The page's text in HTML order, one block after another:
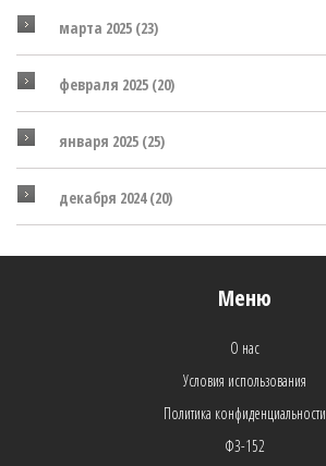
марта 2025 (23)
февраля 2025 (20)
января 2025 (25)
декабря 2024(20)
Меню
О нас
Условия использования
Политика конфиденциальности
ФЗ-152